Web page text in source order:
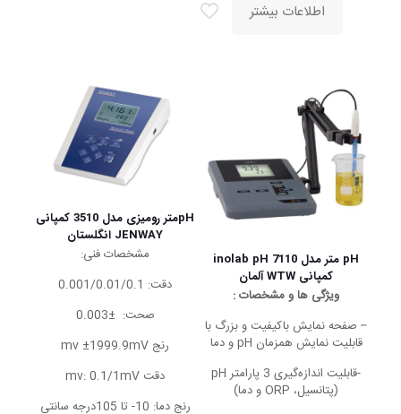
اطلاعات بیشتر
pH متر مدل inolab pH 7110
کمپانی WTW آلمان
ویژگی ها و مشخصات :
– صفحه نمایش باکیفیت و بزرگ با
قابلیت نمایش همزمان pH و دما
-قابلیت اندازه‌گیری 3 پارامتر pH
(پتانسیل، ORP و دما)
pHمتر رومیزی مدل 3510 کمپانی
JENWAY انگلستان
مشخصات فنی:
دقت: 0.001/0.01/0.1
صحت: ±0.003
رنج mv ±1999.9mV
دقت mv: 0.1/1mV
رنج دما: 10- تا 105درجه سانتی